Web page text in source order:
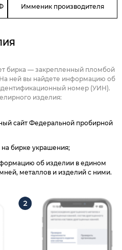
Имменик производителя
бирка — закрепленный пломбой
ней вы найдете информацию об
номер (УИН).
изделия:
сайт Федеральной пробирной
бирке украшения;
об изделии в едином
металлов и изделий с ними.